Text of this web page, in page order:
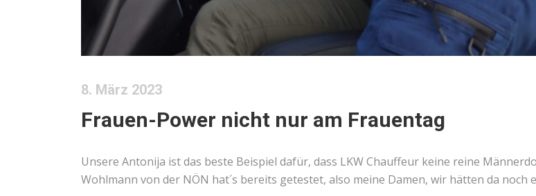
8. März 2023
Frauen-Power nicht nur am Frauentag
Unsere Antonija ist das beste Beispiel dafür, dass LKW Chauffeur keine reine
Wohlmann von der NÖN hat´s bereits getestet, also meine Damen, wir hätten da noch